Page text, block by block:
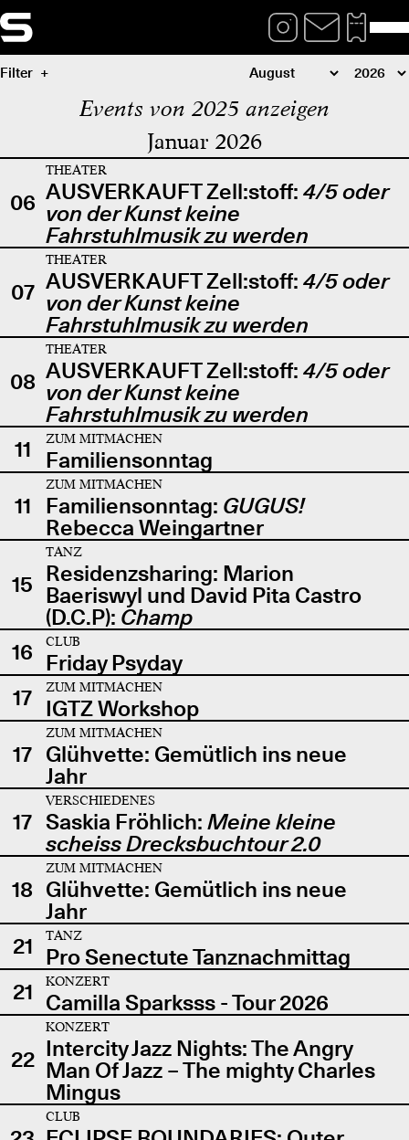
Filter
Events von 2025 anzeigen
Januar 2026
06
THEATER
AUSVERKAUFT Zell:stoff: 4/5 oder
von der Kunst keine
Fahrstuhlmusik zu werden
07
THEATER
AUSVERKAUFT Zell:stoff: 4/5 oder
von der Kunst keine
Fahrstuhlmusik zu werden
08
THEATER
AUSVERKAUFT Zell:stoff: 4/5 oder
von der Kunst keine
Fahrstuhlmusik zu werden
11
ZUM MITMACHEN
Familiensonntag
11
ZUM MITMACHEN
Familiensonntag: GUGUS!
Rebecca Weingartner
15
TANZ
Residenzsharing: Marion
Baeriswyl und David Pita Castro
(D.C.P): Champ
16
CLUB
Friday Psyday
17
ZUM MITMACHEN
IGTZ Workshop
17
ZUM MITMACHEN
Glühvette: Gemütlich ins neue
Jahr
17
VERSCHIEDENES
Saskia Fröhlich: Meine kleine
scheiss Drecksbuchtour 2.0
18
ZUM MITMACHEN
Glühvette: Gemütlich ins neue
Jahr
21
TANZ
Pro Senectute Tanznachmittag
21
KONZERT
Camilla Sparksss - Tour 2026
22
KONZERT
Intercity Jazz Nights: The Angry
Man Of Jazz – The mighty Charles
Mingus
CLUB